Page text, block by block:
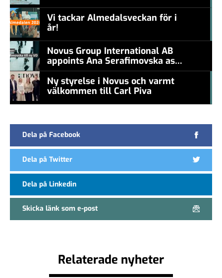
levande konstnär
Vi tackar Almedalsveckan för i
år!
Novus Group International AB
appoints Ana Serafimovska as
new CEO
Ny styrelse i Novus och varmt
välkommen till Carl Piva
Dela på Facebook
Dela på Twitter
Dela på Linkedin
Skicka länk som e-post
Relaterade nyheter